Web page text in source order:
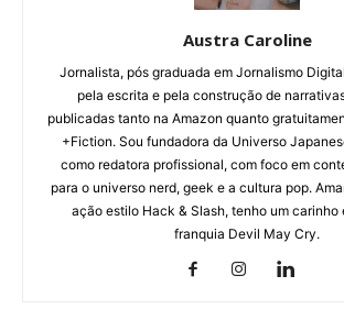
Austra Caroline
Jornalista, pós graduada em Jornalismo
pela escrita e pela construção de
publicadas tanto na Amazon quanto
+Fiction. Sou fundadora da Universo
como redatora profissional, com foco em
para o universo nerd, geek e a cultura pop.
ação estilo Hack & Slash, tenho um carinho
franquia Devil May Cry.